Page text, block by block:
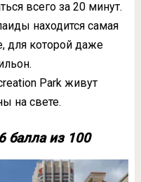
всего за 20 минут.
находится самая
для которой даже
Park живут
на свете.
балла из 100